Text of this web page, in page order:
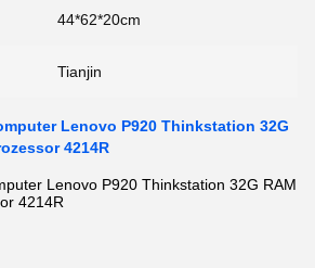
44*62*20cm
Tianjin
Lenovo P920 Thinkstation 32G
4214R
Lenovo P920 Thinkstation 32G RAM
4214R